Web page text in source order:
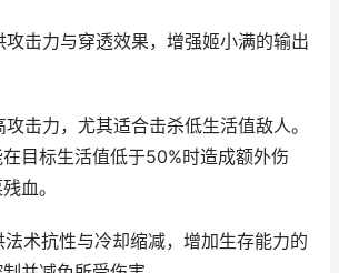
击力与穿透效果，增强姬小满的输出
击力，尤其适合击杀低生活值敌人。
目标生活值低于50%时造成额外伤
血。
术抗性与冷却缩减，增加生存能力的